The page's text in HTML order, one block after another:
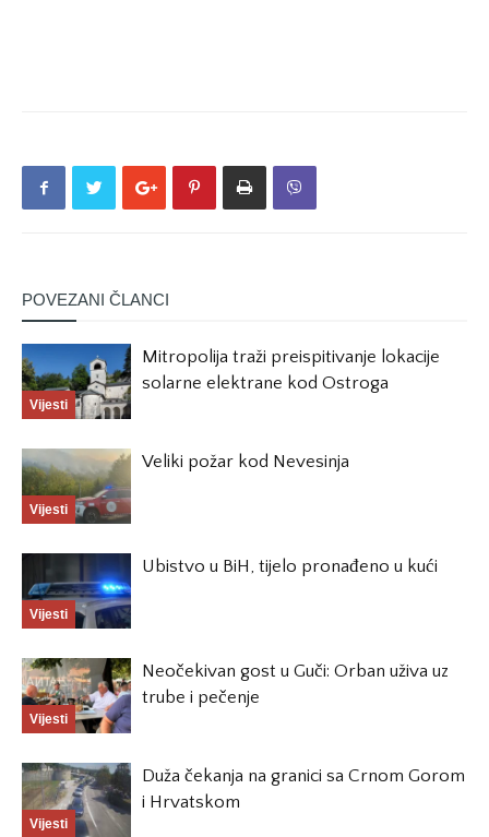
POVEZANI ČLANCI
Vijesti
Mitropolija traži preispitivanje lokacije
solarne elektrane kod Ostroga
Vijesti
Veliki požar kod Nevesinja
Vijesti
Ubistvo u BiH, tijelo pronađeno u kući
Vijesti
Neočekivan gost u Guči: Orban uživa uz
trube i pečenje
Vijesti
Duža čekanja na granici sa Crnom Gorom
i Hrvatskom